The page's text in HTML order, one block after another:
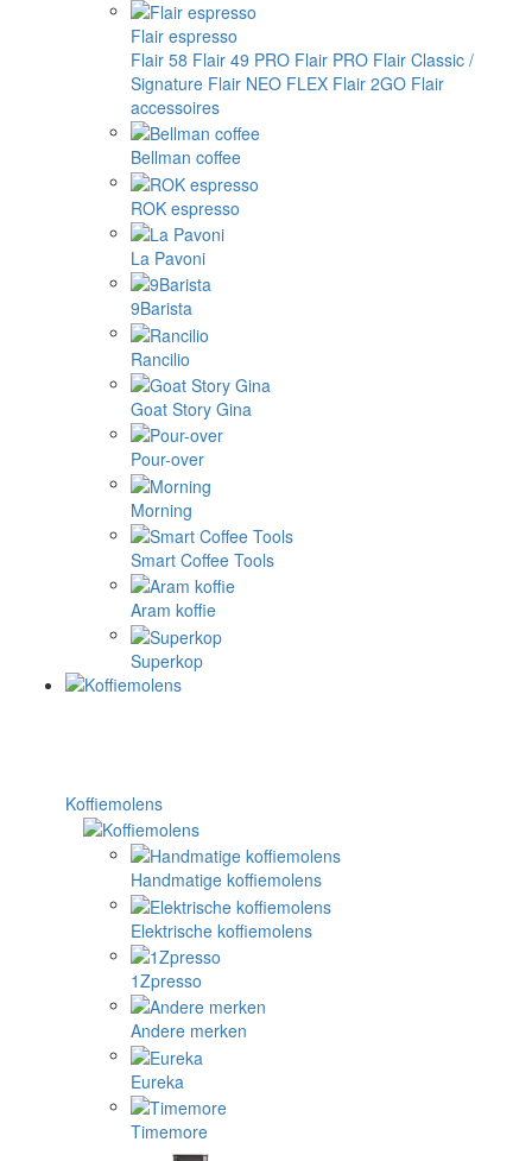
Flair espresso
Flair 58 Flair 49 PRO Flair PRO Flair Classic /
Signature Flair NEO FLEX Flair 2GO Flair
accessoires
Bellman coffee
ROK espresso
La Pavoni
9Barista
Rancilio
Goat Story Gina
Pour-over
Morning
Smart Coffee Tools
Aram koffie
Superkop
Koffiemolens
Handmatige koffiemolens
Elektrische koffiemolens
1Zpresso
Andere merken
Eureka
Timemore